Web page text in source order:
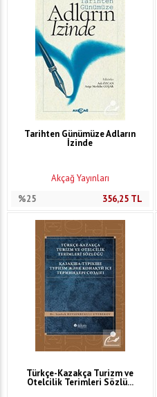
Tarihten Günümüze Adların
İzinde
Akçağ Yayınları
%25
356,25TL
Türkçe-Kazakça Turizm ve
Otelcilik Terimleri Sözlü...